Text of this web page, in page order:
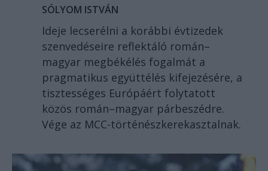
SÓLYOM ISTVÁN
Ideje lecserélni a korábbi évtizedek
szenvedéseire reflektáló román–
magyar megbékélés fogalmát a
pragmatikus együttélés kifejezésére, a
tisztességes Európáért folytatott
közös román–magyar párbeszédre.
Vége az MCC-történészkerekasztalnak.